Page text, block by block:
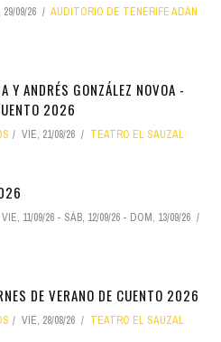
09/26
AUDITORIO DE TENERIFE ADÁN
Y ANDRÉS GONZÁLEZ NOVOA -
2026
VIE, 21/08/26 TEATRO EL SAUZAL
VIE, 11/09/26 - SÁB, 12/09/26 - DOM, 13/09/26
DE VERANO DE CUENTO 2026
VIE, 28/08/26 TEATRO EL SAUZAL